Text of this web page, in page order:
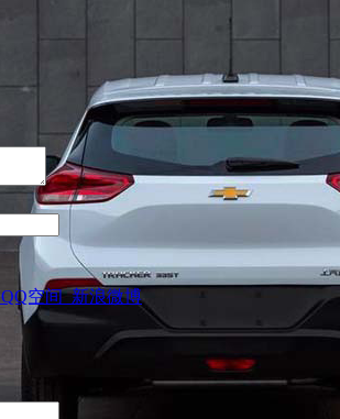
QQ空间 新浪微博